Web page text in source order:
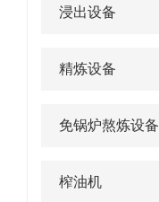
浸出设备
精炼设备
免锅炉熬炼设备
榨油机